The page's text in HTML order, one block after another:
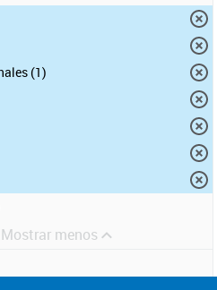
(1)
Mostrar menos